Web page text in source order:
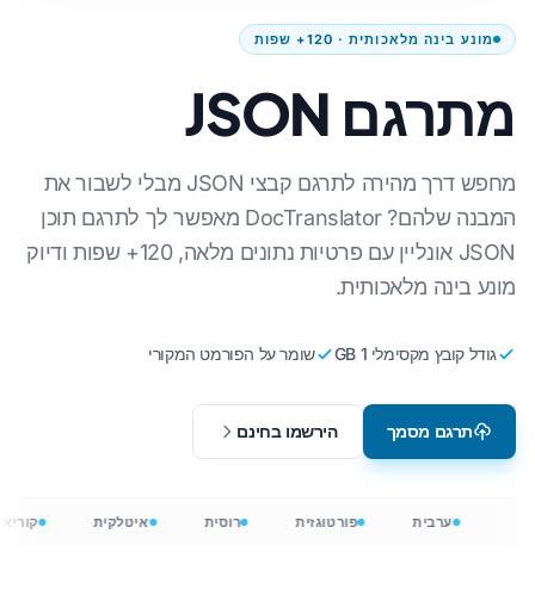
מונע בינה מלאכותית · 120+ שפות
מתרגם JSON
מחפש דרך מהירה לתרגם קבצי JSON מבלי לשבור את
המבנה שלהם? DocTranslator מאפשר לך לתרגם תוכן
JSON אונליין עם פרטיות נתונים מלאה, 120+ שפות ודיוק
מונע בינה מלאכותית.
גודל קובץ מקסימלי 1 GB שומר על הפורמט המקורי
תרגם מסמך הירשמו בחינם
ערבית פורטוגזית רוסית איטלקית